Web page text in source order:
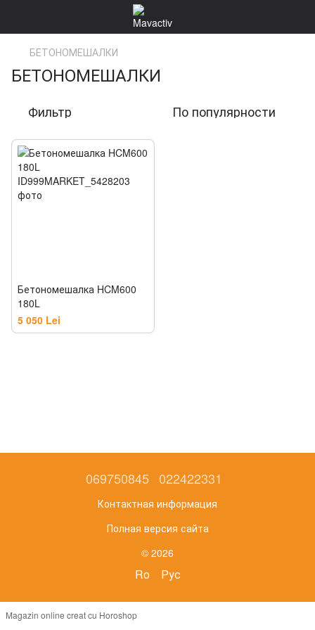
БЕТОНОМЕШАЛКИ
БЕТОНОМЕШАЛКИ
Фильтр По популярности
Бетономешалка HCM600
180L
5 050 Lei
069750845 022422331
Контактная информация
Полная версия сайта
© 2026
Ro Рус
Magazin online creat cu Horoshop